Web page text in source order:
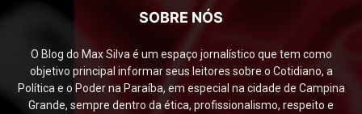
SOBRE NÓS
O Blog do Max Silva é um espaço jornalístico que tem como
objetivo principal informar seus leitores sobre o Cotidiano, a
Política e o Poder na Paraíba, em especial na cidade de Campina
Grande, sempre dentro da ética, profissionalismo, respeito e